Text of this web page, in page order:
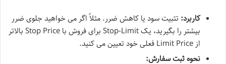
کاربرد: تثبیت سود یا کاهش ضرر. مثلاً اگر می خواهید جلوی ضرر
بیشتر را بگیرید، یک Stop-Limit برای فروش با Stop Price بالاتر
از Limit Price فعلی خود تعیین می کنید.
نحوه ثبت سفارش: